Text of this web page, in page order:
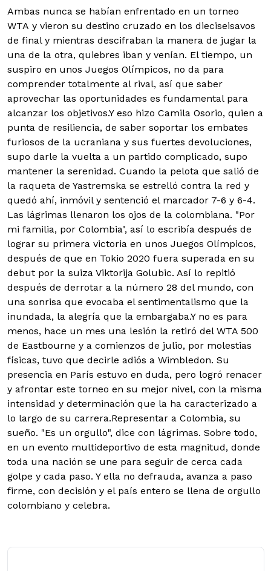
Ambas nunca se habían enfrentado en un torneo
WTA y vieron su destino cruzado en los dieciseisavos
de final y mientras descifraban la manera de jugar la
una de la otra, quiebres iban y venían. El tiempo, un
suspiro en unos Juegos Olímpicos, no da para
comprender totalmente al rival, así que saber
aprovechar las oportunidades es fundamental para
alcanzar los objetivos.Y eso hizo Camila Osorio, quien a
punta de resiliencia, de saber soportar los embates
furiosos de la ucraniana y sus fuertes devoluciones,
supo darle la vuelta a un partido complicado, supo
mantener la serenidad. Cuando la pelota que salió de
la raqueta de Yastremska se estrelló contra la red y
quedó ahí, inmóvil y sentenció el marcador 7-6 y 6-4.
Las lágrimas llenaron los ojos de la colombiana. "Por
mi familia, por Colombia", así lo escribía después de
lograr su primera victoria en unos Juegos Olímpicos,
después de que en Tokio 2020 fuera superada en su
debut por la suiza Viktorija Golubic. Así lo repitió
después de derrotar a la número 28 del mundo, con
una sonrisa que evocaba el sentimentalismo que la
inundada, la alegría que la embargaba.Y no es para
menos, hace un mes una lesión la retiró del WTA 500
de Eastbourne y a comienzos de julio, por molestias
físicas, tuvo que decirle adiós a Wimbledon. Su
presencia en París estuvo en duda, pero logró renacer
y afrontar este torneo en su mejor nivel, con la misma
intensidad y determinación que la ha caracterizado a
lo largo de su carrera.Representar a Colombia, su
sueño. "Es un orgullo", dice con lágrimas. Sobre todo,
en un evento multideportivo de esta magnitud, donde
toda una nación se une para seguir de cerca cada
golpe y cada paso. Y ella no defrauda, avanza a paso
firme, con decisión y el país entero se llena de orgullo
colombiano y celebra.